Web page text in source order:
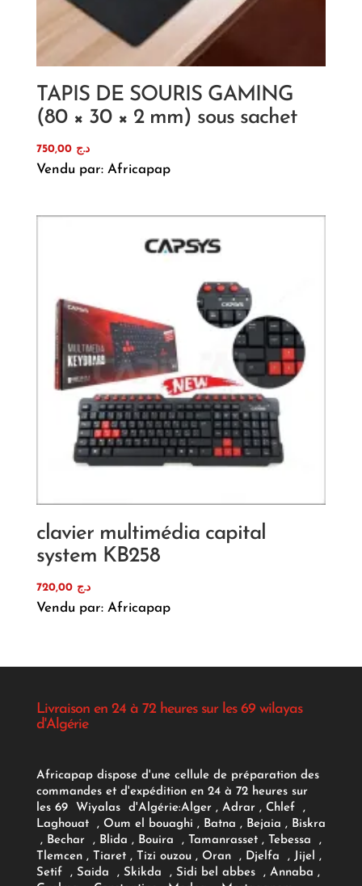
TAPIS DE SOURIS GAMING
(80 × 30 × 2 mm) sous sachet
د.ج 750,00
Vendu par: Africapap
clavier multimédia capital
system KB258
د.ج 720,00
Vendu par: Africapap
Livraison en 24 à 72 heures sur les 69 wilayas
d'Algérie
Africapap dispose d'une cellule de préparation des
commandes et d'expédition en 24 à 72 heures sur
les 69 Wiyalas d'Algérie:Alger , Adrar, Chlef ,
Laghouat , Oum el bouaghi , Batna , Bejaia , Biskra
, Bechar , Blida , Bouira , Tamanrasset , Tebessa ,
Tlemcen , Tiaret , Tizi ouzou , Oran , Djelfa , Jijel ,
Setif , Saida , Skikda , Sidi bel abbes , Annaba ,